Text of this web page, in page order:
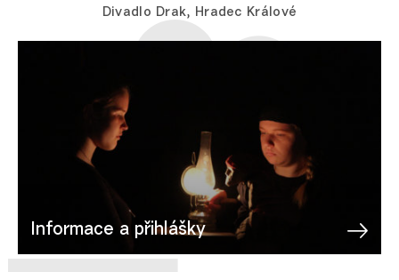
Divadlo Drak, Hradec Králové
Informace a přihlášky